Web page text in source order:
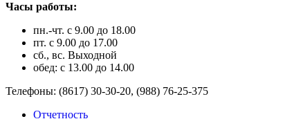
Часы работы:
пн.-чт. с 9.00 до 18.00
пт. с 9.00 до 17.00
сб., вс. Выходной
обед: с 13.00 до 14.00
Телефоны: (8617) 30-30-20, (988) 76-25-375
Отчетность